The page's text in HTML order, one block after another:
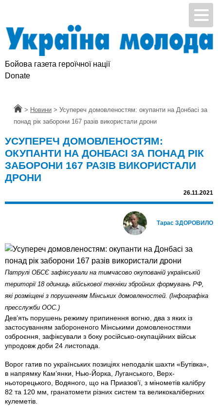
Бойова газета героїчної нації
Donate
Головна
> Новини > Усупереч домовленостям: окупанти на Донбасі за
понад рік заборони 167 разів використали дрони
УСУПЕРЕЧ ДОМОВЛЕНОСТЯМ:
ОКУПАНТИ НА ДОНБАСІ ЗА ПОНАД РІК
ЗАБОРОНИ 167 РАЗІВ ВИКОРИСТАЛИ
ДРОНИ
26.11.2021
Тарас ЗДОРОВИЛО
Патрулі ОБСЄ зафіксували на тимчасово окупованій українській
території 18 одиниць військової техніки збройних формувань РФ,
які розміщені з порушенням Мінських домовленостей. (Інфографіка
пресслужби ООС.)
Дев’ять порушень режиму припинення вогню, два з яких із
застосуванням забороненого Мінськими домовленостями
озброєння, зафіксували з боку російсько-окупаційних військ
упродовж доби 24 листопада.
Ворог гатив по українських позиціях неподалік шахти «Бутівка»,
в напрямку Кам’янки, Нью-Йорка, Луганського, Верх­
ньоторецького, Водяного, що на Приазов’ї, з мінометів калібру
82 та 120 мм, гранатомети різних систем та великокаліберних
кулеметів.